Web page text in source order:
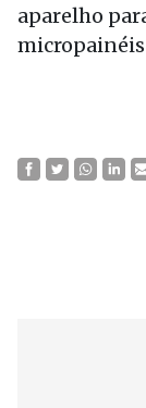
aparelho
micropainéis